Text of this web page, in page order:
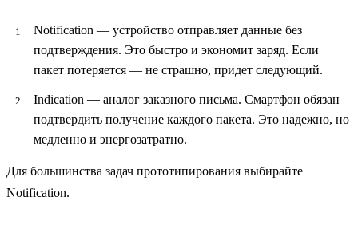
Notification — устройство отправляет данные без
подтверждения. Это быстро и экономит заряд. Если
пакет потеряется — не страшно, придет следующий.
Indication — аналог заказного письма. Смартфон обязан
подтвердить получение каждого пакета. Это надежно, но
медленно и энергозатратно.
Для большинства задач прототипирования выбирайте
Notification.